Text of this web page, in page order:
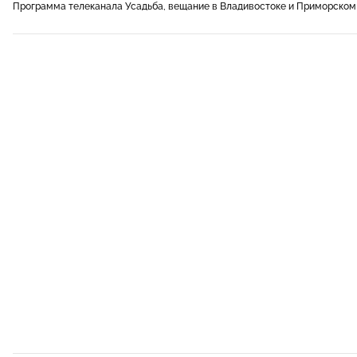
Программа телеканала Усадьба, вещание в Владивостоке и